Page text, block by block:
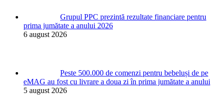
Grupul PPC prezintă rezultate financiare pentru
prima jumătate a anului 2026
6 august 2026
Peste 500.000 de comenzi pentru bebeluși de pe
eMAG au fost cu livrare a doua zi în prima jumătate a anului
5 august 2026